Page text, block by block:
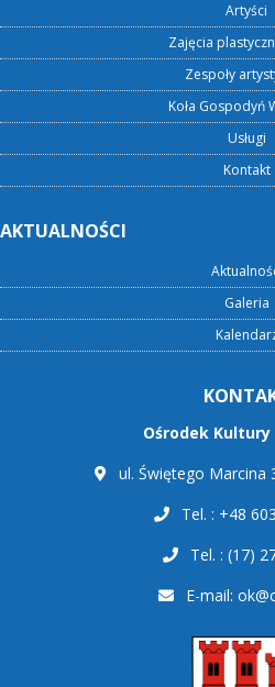
Artyści
Zajęcia
Zespoły
Koła Gospodyń
Usługi
Kontakt
AKTUALNOŚCI
Galeria
Ośrodek Kultury
ul. Świętego Marcina
Tel. : +48
Tel. : (17)
E-mail: